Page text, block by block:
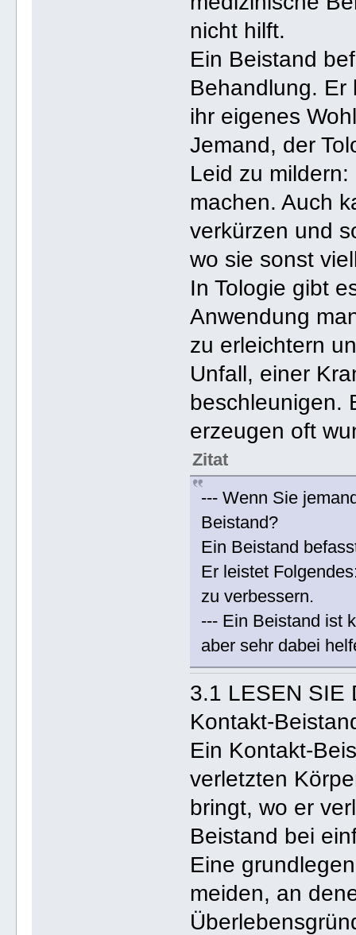
nicht hilft.
Ein Beistand
Behandlung. Er
ihr eigenes
Jemand, der
Leid zu
machen. Auch
verkürzen und
wo sie sonst
In Tologie gibt
Anwendung
zu erleichtern
Unfall, einer
beschleunigen.
erzeugen oft
Zitat
--- Wenn Sie
Beistand?
Ein Beistand
Er leistet
zu verbessern.
--- Ein Beistand ist
aber sehr dabei
3.1 LESEN SIE
Kontakt-
Ein Kontakt-
verletzten
bringt, wo er
Beistand bei
Eine
meiden, an